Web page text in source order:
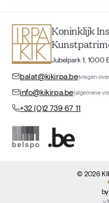
Koninklijk
Jubelpark 1, 1000
balat@kikirpa.be(vragen
info@kikirpa.be(algemene
+32 (0)2 739 67 11
©2026
by